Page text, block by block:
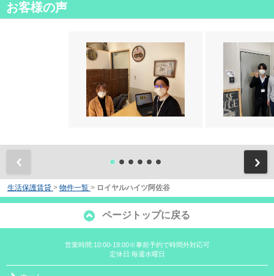
お客様の声
生活保護賃貸 > 物件一覧 > ロイヤルハイツ阿佐谷
ページトップに戻る
営業時間:10:00-19:00※事前予約で時間外対応可
定休日:毎週水曜日